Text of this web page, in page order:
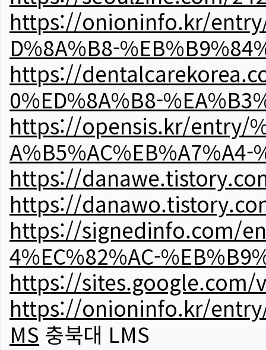
https://onioninfo.kr/entry/
D%8A%B8-
https://
0%ED%8A%B8-
https://opensis.kr/entry/
A%B5%AC%EB%A7%A4-
https://
https://
https://signedinfo.com/
4%EC%82%AC-
https://sites.google.com/
https://onioninfo.kr/entry/
MS 충북대 LMS